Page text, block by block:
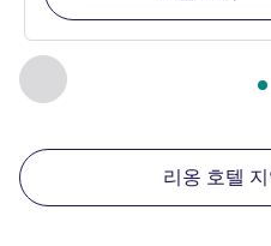
이전 - 주변에 있는 다른 시
2/ 페이지 , 주변에 있는 다
리옹 호텔